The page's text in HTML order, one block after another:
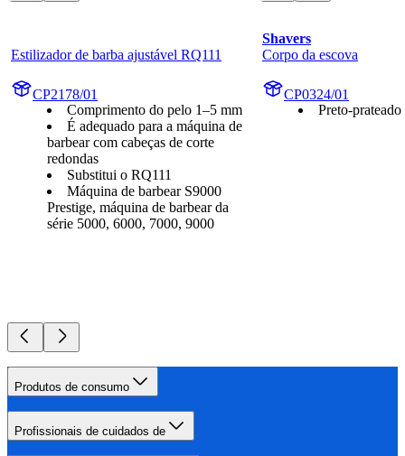
Estilizador de barba ajustável RQ111
CP2178/01
Comprimento do pelo 1–5 mm
É adequado para a máquina de
barbear com cabeças de corte
redondas
Substitui o RQ111
Máquina de barbear S9000
Prestige, máquina de barbear da
série 5000, 6000, 7000, 9000
Shavers
Corpo da escova
CP0324/01
Preto-prateado
Produtos de consumo
Profissionais de cuidados de